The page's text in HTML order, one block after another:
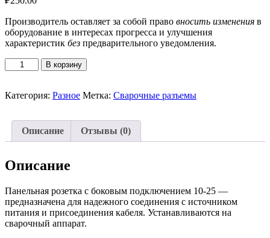
Производитель оставляет за собой право вносить изменения в
оборудование в интересах прогресса и улучшения
характеристик без предварительного уведомления.
Количество
товара
розетка
подключением
10-
В корзину
Категория: Разное Метка: Сварочные разъемы
Описание Отзывы (0)
Описание
Панельная розетка с боковым подключением 10-25 —
предназначена для надежного соединения с источником
питания и присоединения кабеля. Устанавливаются на
сварочный аппарат.